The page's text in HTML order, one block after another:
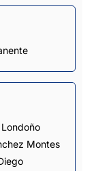
Montes